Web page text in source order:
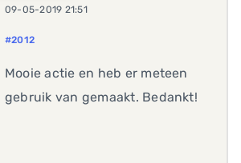
09-05-2019 21:51
#2012
Mooie actie en heb er meteen
gebruik van gemaakt. Bedankt!